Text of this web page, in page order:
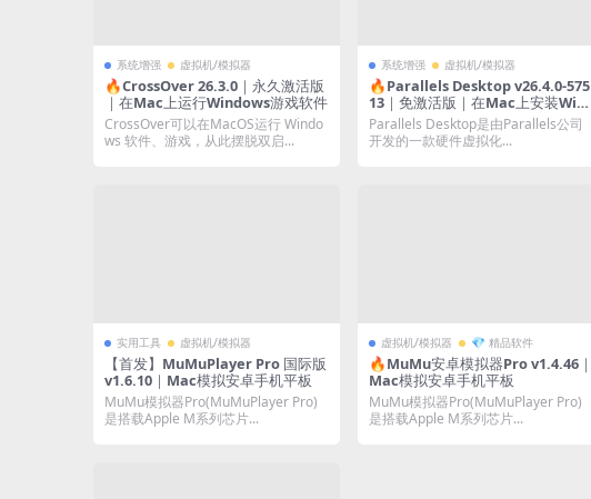
系统增强 虚拟机/模拟器
🔥CrossOver 26.3.0｜永久激活版
｜在Mac上运行Windows游戏软件
CrossOver可以在MacOS运行 Windo
ws 软件、游戏，从此摆脱双启...
系统增强 虚拟机/模拟器
🔥Parallels Desktop v26.4.0-575
13｜免激活版｜在Mac上安装Win
dows/Linux等系统[赠Windows激
活]
Parallels Desktop是由Parallels公司
开发的一款硬件虚拟化...
实用工具 虚拟机/模拟器
【首发】MuMuPlayer Pro 国际版
v1.6.10｜Mac模拟安卓手机平板
MuMu模拟器Pro(MuMuPlayer Pro)
是搭载Apple M系列芯片...
虚拟机/模拟器 💎 精品软件
🔥MuMu安卓模拟器Pro v1.4.46｜
Mac模拟安卓手机平板
MuMu模拟器Pro(MuMuPlayer Pro)
是搭载Apple M系列芯片...